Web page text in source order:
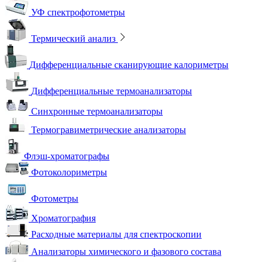
УФ спектрофотометры
Термический анализ
Дифференциальные сканирующие калориметры
Дифференциальные термоанализаторы
Синхронные термоанализаторы
Термогравиметрические анализаторы
Флэш-хроматографы
Фотоколориметры
Фотометры
Хроматография
Расходные материалы для спектроскопии
Анализаторы химического и фазового состава